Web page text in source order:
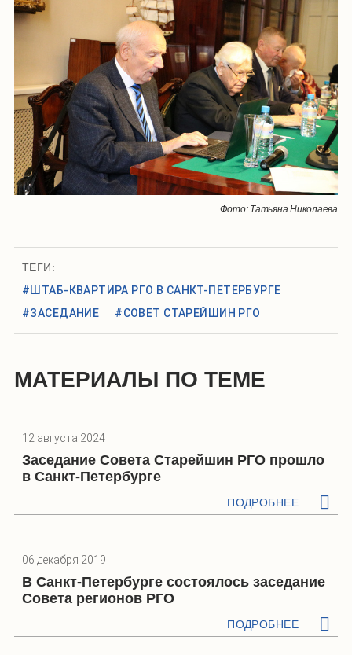
Фото: Татьяна Николаева
ТЕГИ:
#ШТАБ-КВАРТИРА РГО В САНКТ-ПЕТЕРБУРГЕ
#ЗАСЕДАНИЕ
#СОВЕТ СТАРЕЙШИН РГО
МАТЕРИАЛЫ ПО ТЕМЕ
12 августа 2024
Заседание Совета Старейшин РГО прошло
в Санкт-Петербурге
ПОДРОБНЕЕ
06 декабря 2019
В Санкт-Петербурге состоялось заседание
Совета регионов РГО
ПОДРОБНЕЕ